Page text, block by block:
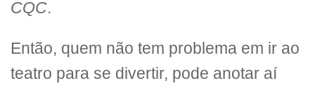
CQC.
Então, quem não tem problema em ir ao
teatro para se divertir, pode anotar aí